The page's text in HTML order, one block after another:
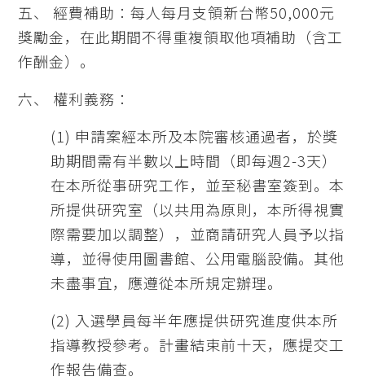
五、 經費補助：每人每月支領新台幣50,000元
獎勵金，在此期間不得重複領取他項補助（含工
作酬金）。
六、 權利義務：
(1) 申請案經本所及本院審核通過者，於獎
助期間需有半數以上時間（即每週2-3天）
在本所從事研究工作，並至秘書室簽到。本
所提供研究室（以共用為原則，本所得視實
際需要加以調整），並商請研究人員予以指
導，並得使用圖書館、公用電腦設備。其他
未盡事宜，應遵從本所規定辦理。
(2) 入選學員每半年應提供研究進度供本所
指導教授參考。計畫結束前十天，應提交工
作報告備查。